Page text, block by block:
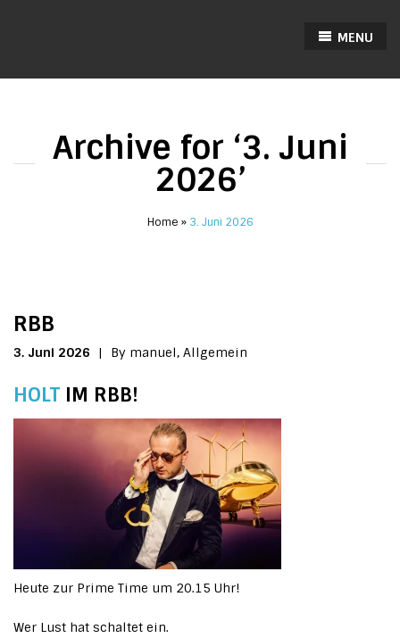
MENU
Archive for ‘3. Juni
2026’
Home 3. Juni 2026
RBB
3. Juni 2026 | By manuel, Allgemein
HOLT IM RBB!
Heute zur Prime Time um 20.15 Uhr!
Wer Lust hat schaltet ein.